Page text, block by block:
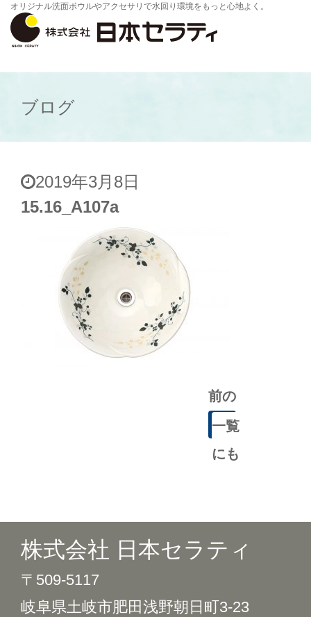
オリジナル洗面ボウルやアクセサリで水回り環境をもっと心地よく。
ブログ
2019年3月8日
15.16_A107a
前の
記事
一覧
にも
株式会社 日本セラティ
〒509-5117
岐阜県土岐市肥田浅野朝日町3-23